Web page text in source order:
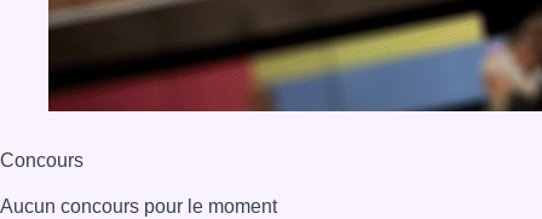
Concours
Aucun concours pour le moment